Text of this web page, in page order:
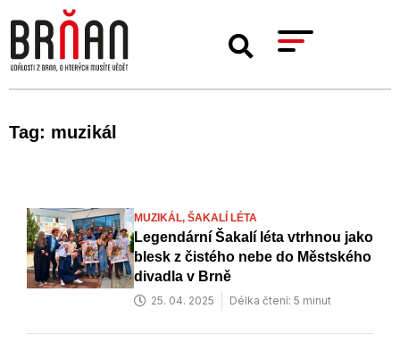
Tag: muzikál
MUZIKÁL, ŠAKALÍ LÉTA
Legendární Šakalí léta vtrhnou jako
blesk z čistého nebe do Městského
divadla v Brně
25. 04. 2025 Délka čtení: 5 minut